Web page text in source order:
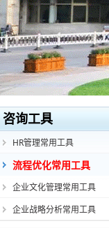
咨询工具
HR管理常用工具
流程优化常用工具
企业文化管理常用工具
企业战略分析常用工具